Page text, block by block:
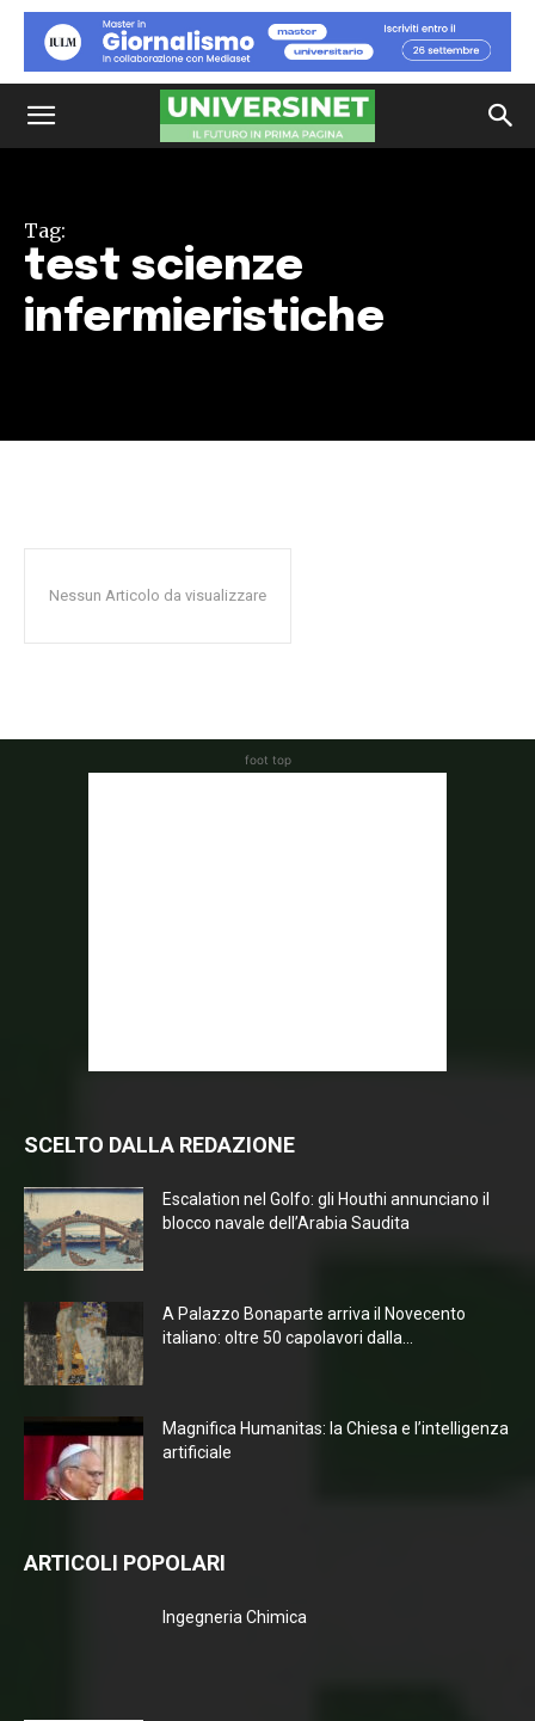
Tag:
test scienze
infermieristiche
Nessun Articolo da visualizzare
foot top
SCELTO DALLA REDAZIONE
Escalation nel Golfo: gli Houthi annunciano il
blocco navale dell’Arabia Saudita
A Palazzo Bonaparte arriva il Novecento
italiano: oltre 50 capolavori dalla...
Magnifica Humanitas: la Chiesa e l’intelligenza
artificiale
ARTICOLI POPOLARI
Ingegneria Chimica